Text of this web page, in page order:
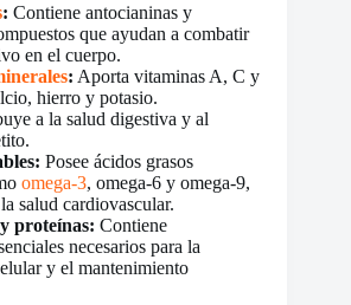
: Contiene antocianinas y
que ayudan a combatir
en el cuerpo.
: Aporta vitaminas A, C y
hierro y potasio.
a la salud digestiva y al
Posee ácidos grasos
omega-3, omega-6 y omega-9,
salud cardiovascular.
y proteínas: Contiene
necesarios para la
y el mantenimiento